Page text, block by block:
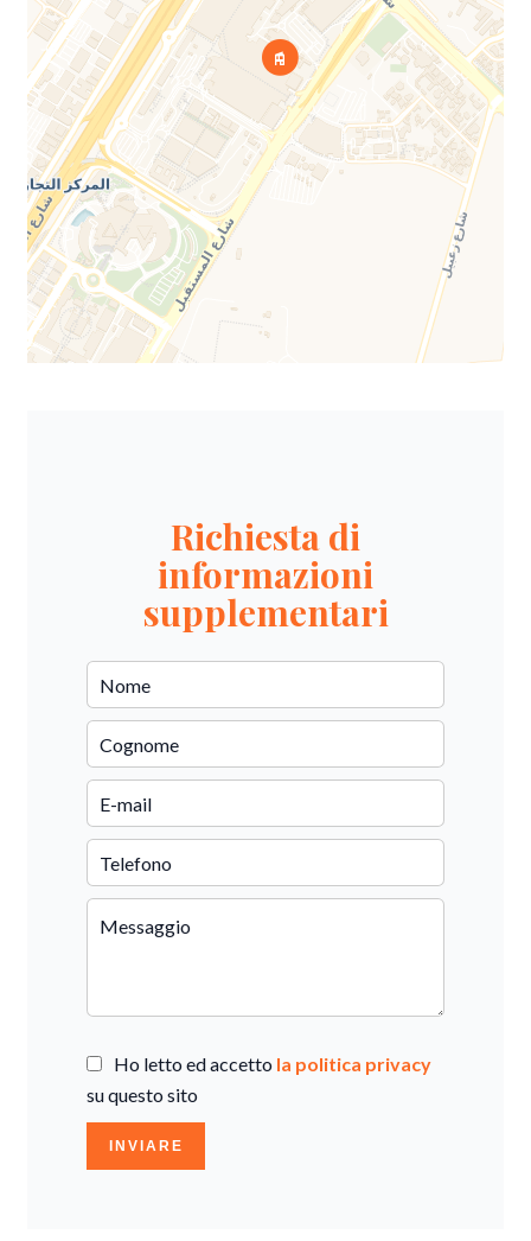
Richiesta di
informazioni
supplementari
Ho letto ed accetto la politica privacy
su questo sito
INVIARE